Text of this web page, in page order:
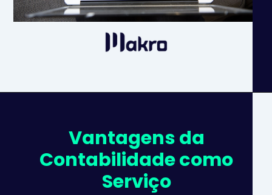
Vantagens da
Contabilidade como
Serviço